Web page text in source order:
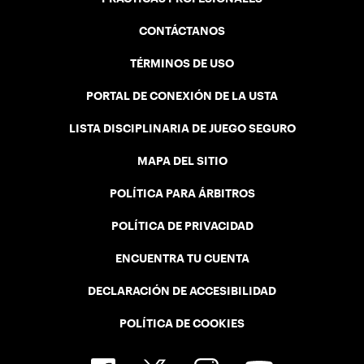
CONTÁCTANOS
TÉRMINOS DE USO
PORTAL DE CONEXIÓN DE LA USTA
LISTA DISCIPLINARIA DE JUEGO SEGURO
MAPA DEL SITIO
POLÍTICA PARA ÁRBITROS
POLÍTICA DE PRIVACIDAD
ENCUENTRA TU CUENTA
DECLARACIÓN DE ACCESIBILIDAD
POLÍTICA DE COOKIES